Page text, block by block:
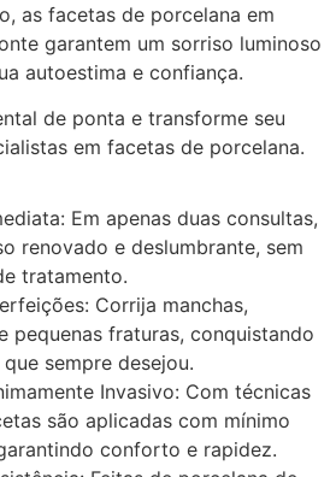
as facetas de porcelana em
garantem um sorriso luminoso
autoestima e confiança.
de ponta e transforme seu
em facetas de porcelana.
Em apenas duas consultas,
renovado e deslumbrante, sem
tratamento.
Corrija manchas,
pequenas fraturas, conquistando
sempre desejou.
Invasivo: Com técnicas
são aplicadas com mínimo
conforto e rapidez.